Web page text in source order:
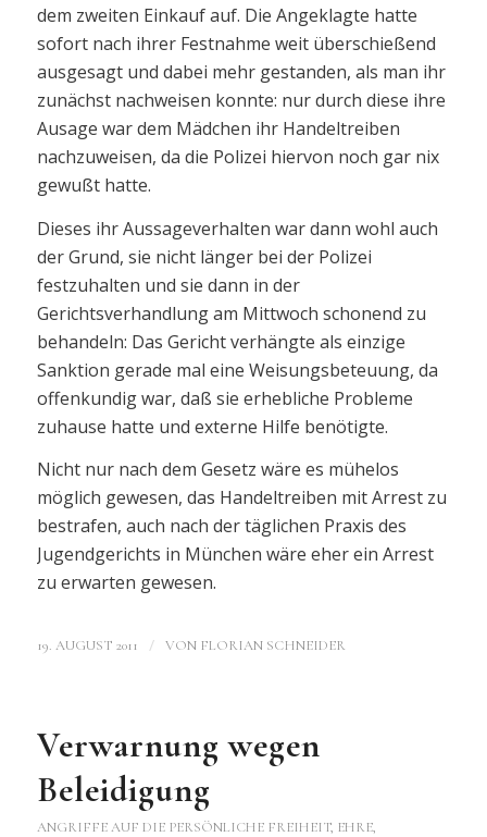
dem zweiten Einkauf auf. Die Angeklagte hatte
sofort nach ihrer Festnahme weit überschießend
ausgesagt und dabei mehr gestanden, als man ihr
zunächst nachweisen konnte: nur durch diese ihre
Ausage war dem Mädchen ihr Handeltreiben
nachzuweisen, da die Polizei hiervon noch gar nix
gewußt hatte.
Dieses ihr Aussageverhalten war dann wohl auch
der Grund, sie nicht länger bei der Polizei
festzuhalten und sie dann in der
Gerichtsverhandlung am Mittwoch schonend zu
behandeln: Das Gericht verhängte als einzige
Sanktion gerade mal eine Weisungsbeteuung, da
offenkundig war, daß sie erhebliche Probleme
zuhause hatte und externe Hilfe benötigte.
Nicht nur nach dem Gesetz wäre es mühelos
möglich gewesen, das Handeltreiben mit Arrest zu
bestrafen, auch nach der täglichen Praxis des
Jugendgerichts in München wäre eher ein Arrest
zu erwarten gewesen.
19. AUGUST 2011 / VON FLORIAN SCHNEIDER
Verwarnung wegen
Beleidigung
ANGRIFFE AUF DIE PERSÖNLICHE FREIHEIT, EHRE,